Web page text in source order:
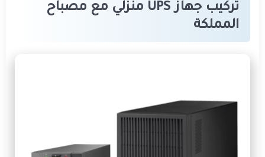
تركيب جهاز UPS منزلي مع مصباح
المملكة